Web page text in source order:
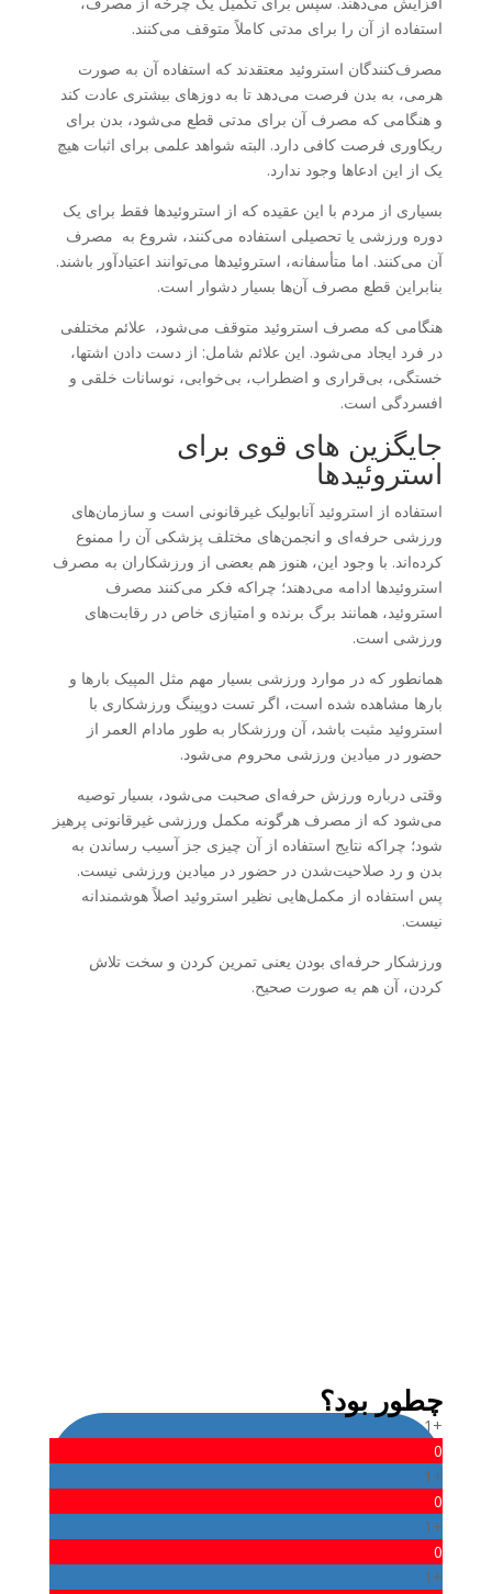
استفاده از آن را برای مدتی کاملاً متوقف می‌کنند.
مصرف‌کنندگان استروئید معتقدند که استفاده‌ آن به صورت
هرمی، به بدن فرصت می‌دهد تا به دوزهای بیشتری عادت کند
و هنگامی که مصرف آن برای مدتی قطع می‌شود، بدن برای
ریکاوری فرصت کافی دارد. البته شواهد علمی برای اثبات هیچ
یک از این ادعاها وجود ندارد.
بسیاری از مردم با این عقیده که از استروئیدها فقط برای یک
دوره ورزشی یا تحصیلی استفاده می‌کنند، شروع به مصرف
آن می‌کنند. اما متأسفانه، استروئیدها می‌توانند اعتیادآور باشند.
بنابراین قطع مصرف آن‌ها بسیار دشوار است.
هنگامی که مصرف استروئید متوقف می‌شود، علائم مختلفی
در فرد ایجاد می‌شود. این علائم شامل: از دست دادن اشتها،
خستگی، بی‌قراری و اضطراب، بی‌خوابی، نوسانات خلقی و
افسردگی است.
جایگزین های قوی برای
استروئیدها
استفاده از استروئید آنابولیک غیرقانونی است و سازمان‌های
ورزشی حرفه‌ای و انجمن‌های مختلف پزشکی آن را ممنوع
کرده‌اند. با وجود این، هنوز هم بعضی از ورزشکاران به مصرف
استروئیدها ادامه می‌دهند؛ چراکه فکر می‌کنند مصرف
استروئید، همانند برگ برنده و امتیازی خاص در رقابت‌های
ورزشی است.
همانطور که در موارد ورزشی بسیار مهم مثل المپیک بارها و
بارها مشاهده شده است، اگر تست دوپینگ ورزشکاری با
استروئید مثبت باشد، آن ورزشکار به طور مادام العمر از
حضور در میادین ورزشی محروم می‌شود.
وقتی درباره ورزش حرفه‌ای صحبت می‌شود، بسیار توصیه
می‌شود که از مصرف هرگونه مکمل ورزشی غیرقانونی پرهیز
شود؛ چراکه نتایج استفاده از آن چیزی جز آسیب رساندن به
بدن و رد صلاحیت‌شدن در حضور در میادین ورزشی نیست.
پس استفاده از مکمل‌هایی نظیر استروئید اصلاً هوشمندانه
نیست.
ورزشکار حرفه‌ای بودن یعنی تمرین کردن و سخت تلاش
کردن، آن هم به صورت صحیح.
چطور بود؟
+1
0
+1
0
+1
0
+1